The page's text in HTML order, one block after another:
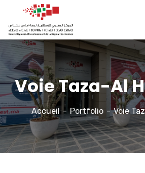
Voie Taza-Al
Accueil Portfolio Voie